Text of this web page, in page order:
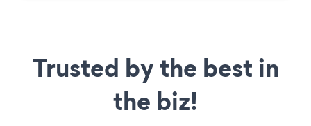
Trusted by the best in
the biz!